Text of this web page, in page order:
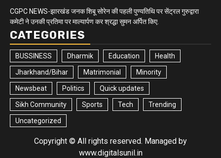
CGPC NEWS-झारखंड जनक शिबू सोरेन की पहली पुण्यतिथि पर सेंट्रल गुरुद्वारा
कमेटी ने उनकी प्रतिमा पर माल्यार्पण कर श्रद्धा सुमन अर्पित किए.
CATEGORIES
BUSSINESS Dharmik Education Health
Jharkhand/Bihar Matrimonial Minority
Newsbeat Politics Quick updates
Sikh Community Sports Tech Trending
Uncategorized
Copyright © All rights reserved. Managed by
www.digitalsunil.in